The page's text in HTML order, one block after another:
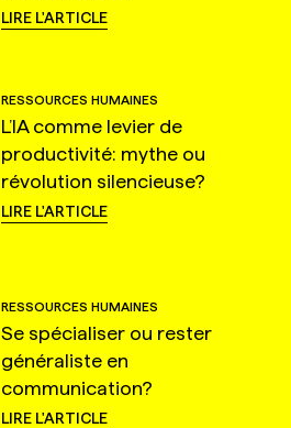
LIRE L'ARTICLE
RESSOURCES HUMAINES
L’IA comme levier de
productivité: mythe ou
révolution silencieuse?
LIRE L'ARTICLE
RESSOURCES HUMAINES
Se spécialiser ou rester
généraliste en
communication?
LIRE L'ARTICLE